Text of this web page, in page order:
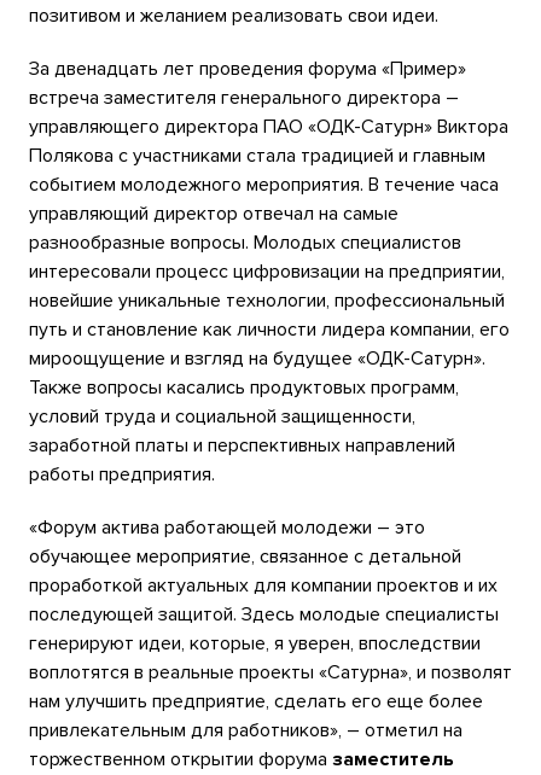
позитивом и желанием реализовать свои идеи.
За двенадцать лет проведения форума «Пример»
встреча заместителя генерального директора –
управляющего директора ПАО «ОДК-Сатурн» Виктора
Полякова с участниками стала традицией и главным
событием молодежного мероприятия. В течение часа
управляющий директор отвечал на самые
разнообразные вопросы. Молодых специалистов
интересовали процесс цифровизации на предприятии,
новейшие уникальные технологии, профессиональный
путь и становление как личности лидера компании, его
мироощущение и взгляд на будущее «ОДК-Сатурн».
Также вопросы касались продуктовых программ,
условий труда и социальной защищенности,
заработной платы и перспективных направлений
работы предприятия.
«Форум актива работающей молодежи – это
обучающее мероприятие, связанное с детальной
проработкой актуальных для компании проектов и их
последующей защитой. Здесь молодые специалисты
генерируют идеи, которые, я уверен, впоследствии
воплотятся в реальные проекты «Сатурна», и позволят
нам улучшить предприятие, сделать его еще более
привлекательным для работников», – отметил на
торжественном открытии форума заместитель